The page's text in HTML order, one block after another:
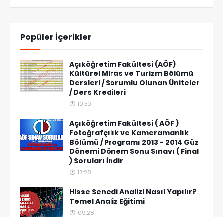
Popüler İçerikler
Açıköğretim Fakültesi (AÖF)
Kültürel Miras ve Turizm Bölümü
Dersleri / Sorumlu Olunan Üniteler
/ Ders Kredileri
10:50
Açıköğretim Fakültesi ( AÖF )
Fotoğrafçılık ve Kameramanlık
Bölümü / Programı 2013 - 2014 Güz
Dönemi Dönem Sonu Sınavı ( Final
) Soruları İndir
13:28
Hisse Senedi Analizi Nasıl Yapılır?
Temel Analiz Eğitimi
09:28